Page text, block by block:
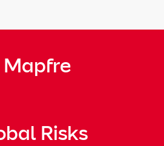
Mapfre
Risks